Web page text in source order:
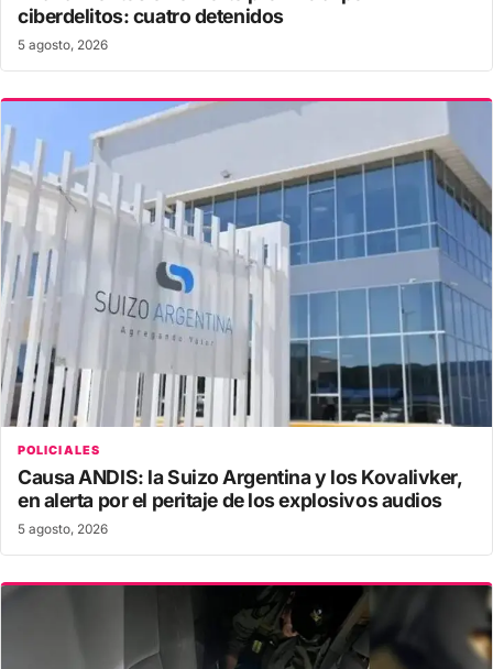
ciberdelitos: cuatro detenidos
5 agosto, 2026
POLICIALES
Causa ANDIS: la Suizo Argentina y los Kovalivker,
en alerta por el peritaje de los explosivos audios
5 agosto, 2026